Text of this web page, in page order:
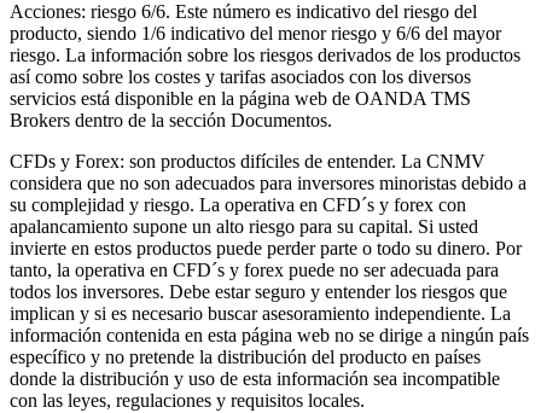
Acciones: riesgo 6/6. Este número es indicativo del riesgo del
producto, siendo 1/6 indicativo del menor riesgo y 6/6 del mayor
riesgo. La información sobre los riesgos derivados de los productos
así como sobre los costes y tarifas asociados con los diversos
servicios está disponible en la página web de OANDA TMS
Brokers dentro de la sección Documentos.
CFDs y Forex: son productos difíciles de entender. La CNMV
considera que no son adecuados para inversores minoristas debido a
su complejidad y riesgo. La operativa en CFD´s y forex con
apalancamiento supone un alto riesgo para su capital. Si usted
invierte en estos productos puede perder parte o todo su dinero. Por
tanto, la operativa en CFD´s y forex puede no ser adecuada para
todos los inversores. Debe estar seguro y entender los riesgos que
implican y si es necesario buscar asesoramiento independiente. La
información contenida en esta página web no se dirige a ningún país
específico y no pretende la distribución del producto en países
donde la distribución y uso de esta información sea incompatible
con las leyes, regulaciones y requisitos locales.